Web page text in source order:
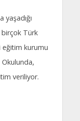
yaşadığı
birçok Türk
eğitim kurumu
veriliyor.